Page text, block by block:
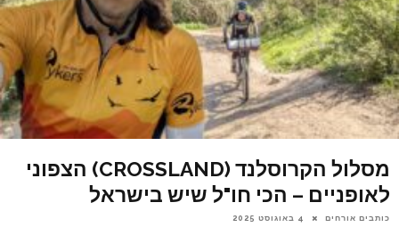
מסלול הקרוסלנד (CROSSLAND) הצפוני
לאופניים – הכי חו"ל שיש בישראל
כותבים אורחים 4 באוגוסט 2025